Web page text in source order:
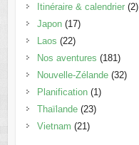
Itinéraire & calendrier(2)
Japon(17)
Laos (22)
Nos aventures (181)
Nouvelle-Zélande(32)
Planification(1)
Thaïlande(23)
Vietnam (21)